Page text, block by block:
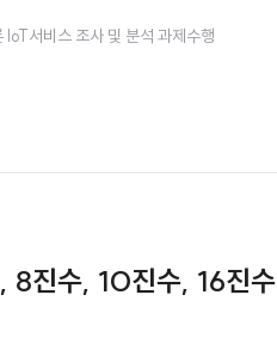
서비스 조사 및 분석 과제수행
진수, 10진수, 16진